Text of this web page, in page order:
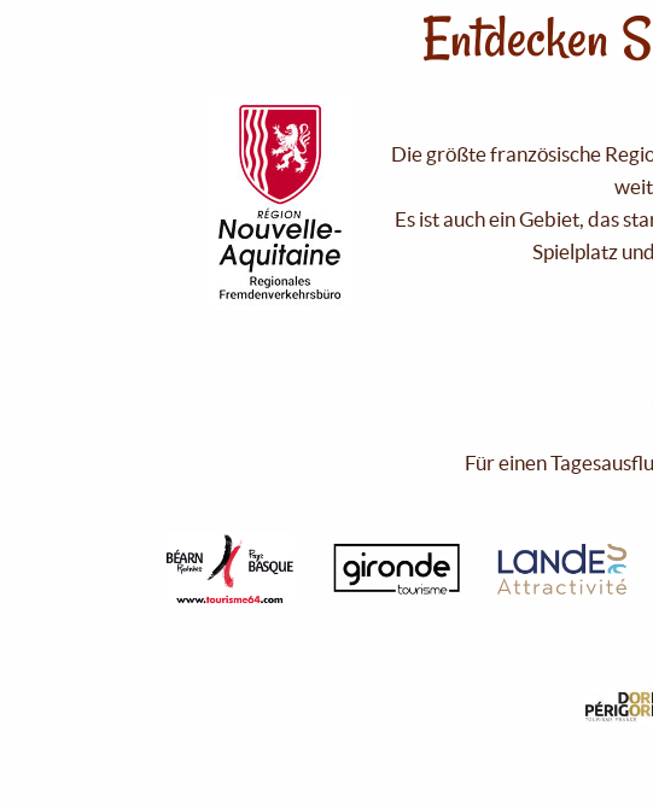
Entdecken
Die größte französische
Es ist auch ein Gebiet, das
Spielplatz
Für einen